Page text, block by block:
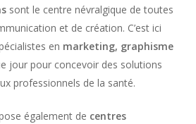
sont le centre névralgique de toutes
et de création. C’est ici
en marketing, graphisme
jour pour concevoir des solutions
professionnels de la santé.
également de centres